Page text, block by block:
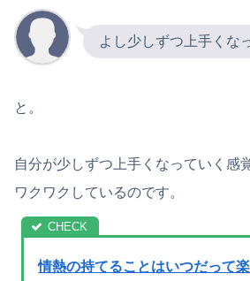
よし少しずつ上手くな
と。
自分が少しずつ上手くなっていく感
ワクワクしているのです。
情熱の持てることはいつだって